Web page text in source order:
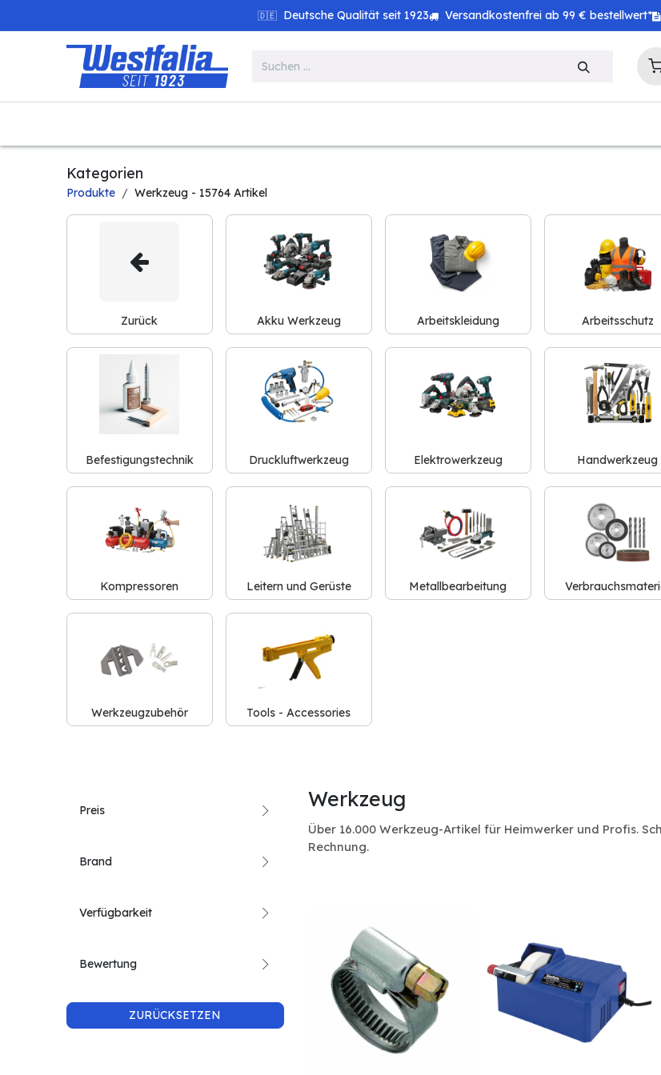
🇩🇪 Deutsche Qualität seit 1923 Versandkostenfrei ab 99 € bestellwert*
Kategorien
Produkte Werkzeug- 15764 Artikel
Zurück Akku Werkzeug Arbeitskleidung Arbeitsschutz
Befestigungstechnik Druckluftwerkzeug Elektrowerkzeug Handwerkzeug
Kompressoren Leitern und Gerüste Metallbearbeitung
Werkzeugzubehör Tools - Accessories
Preis
Brand
Verfügbarkeit
Bewertung
ZURÜCKSETZEN
Werkzeug
Über 16.000 Werkzeug-Artikel für Heimwerker und Profis.
Rechnung.